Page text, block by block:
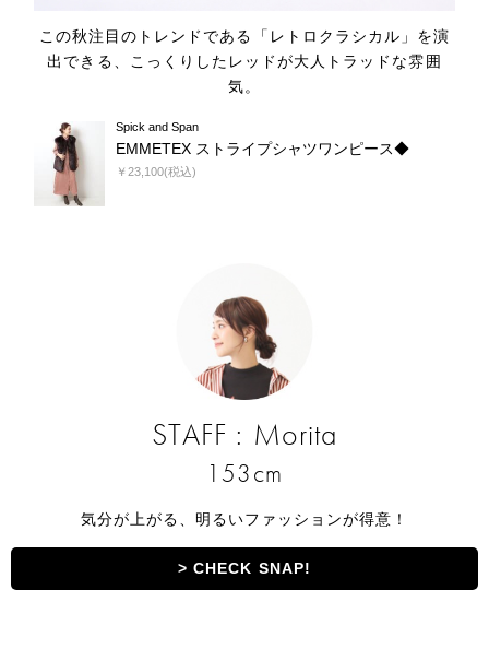
この秋注目のトレンドである「レトロクラシカル」を演
出できる、こっくりしたレッドが大人トラッドな雰囲
気。
Spick and Span
EMMETEX ストライプシャツワンピース◆
￥23,100(税込)
STAFF : Morita
153cm
気分が上がる、明るいファッションが得意！
> CHECK SNAP!